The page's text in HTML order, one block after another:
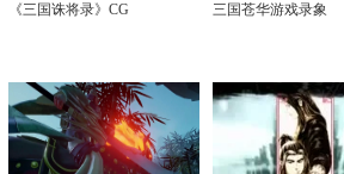
《三国诛将录》CG 三国苍华游戏录象